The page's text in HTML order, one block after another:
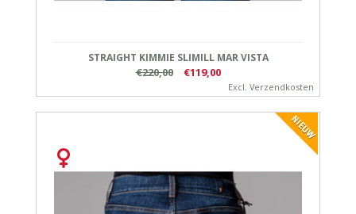
STRAIGHT KIMMIE SLIMILL MAR VISTA
€220,00 €119,00
Excl. Verzendkosten